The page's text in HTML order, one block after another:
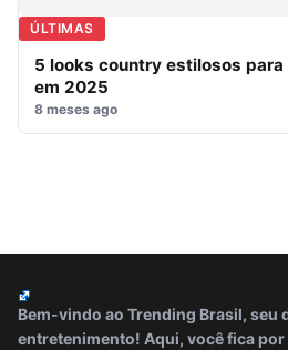
ÚLTIMAS
5 looks country estilosos
em 2025
8 meses ago
Bem-vindo ao Trending Brasil, seu
entretenimento! Aqui, você fica